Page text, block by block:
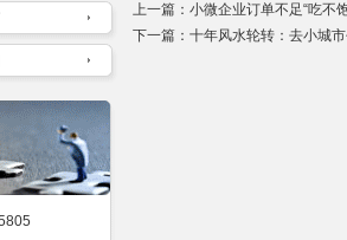
上一篇： 小微企业订单不足“吃不
下一篇： 十年风水轮转：去小城